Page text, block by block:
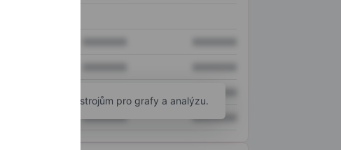
XXXXXXX XXXXXXX
k pokročilým nástrojům pro grafy a analýzu.